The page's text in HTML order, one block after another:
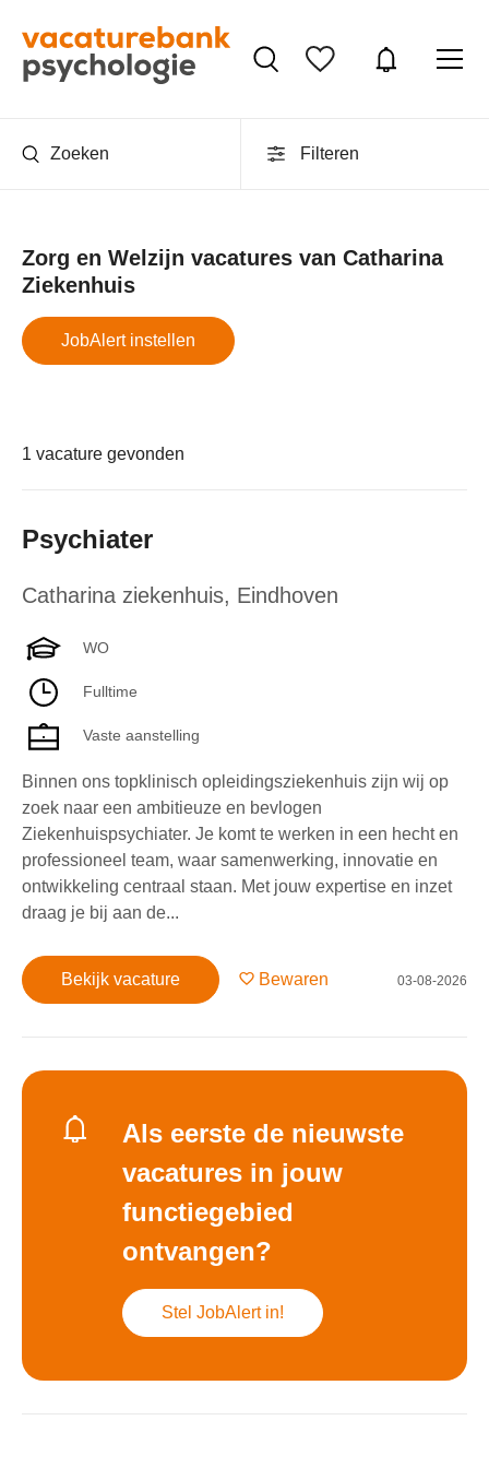
Zoeken Filteren
Zorg en Welzijn vacatures van Catharina
Ziekenhuis
JobAlert instellen
1 vacature gevonden
Psychiater
Catharina ziekenhuis, Eindhoven
WO
Fulltime
Vaste aanstelling
Binnen ons topklinisch opleidingsziekenhuis zijn wij op
zoek naar een ambitieuze en bevlogen
Ziekenhuispsychiater. Je komt te werken in een hecht en
professioneel team, waar samenwerking, innovatie en
ontwikkeling centraal staan. Met jouw expertise en inzet
draag je bij aan de...
Bekijk vacature Bewaren 03-08-2026
Als eerste de nieuwste
vacatures in jouw
functiegebied
ontvangen?
Stel JobAlert in!